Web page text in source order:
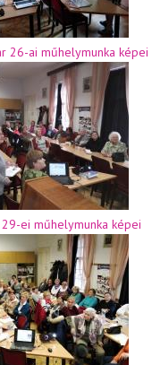
26-ai műhelymunka képei
ei műhelymunka képei